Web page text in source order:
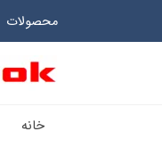
محصولات
خانه